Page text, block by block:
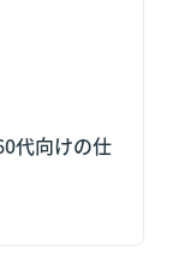
代向けの仕